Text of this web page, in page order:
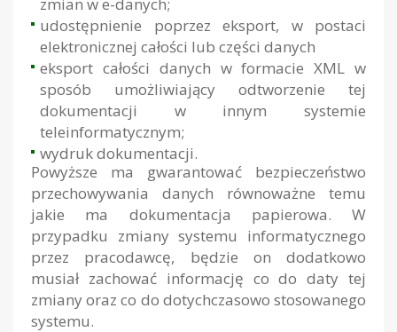
udostępnienie poprzez eksport, w postaci
elektronicznej całości lub części danych
eksport całości danych w formacie XML w
sposób umożliwiający odtworzenie tej
dokumentacji w innym systemie
teleinformatycznym;
wydruk dokumentacji.
Powyższe ma gwarantować bezpieczeństwo
przechowywania danych równoważne temu
jakie ma dokumentacja papierowa. W
przypadku zmiany systemu informatycznego
przez pracodawcę, będzie on dodatkowo
musiał zachować informację co do daty tej
zmiany oraz co do dotychczasowo stosowanego
systemu.